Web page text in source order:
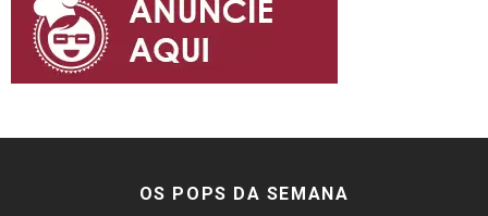
OS POPS DA SEMANA